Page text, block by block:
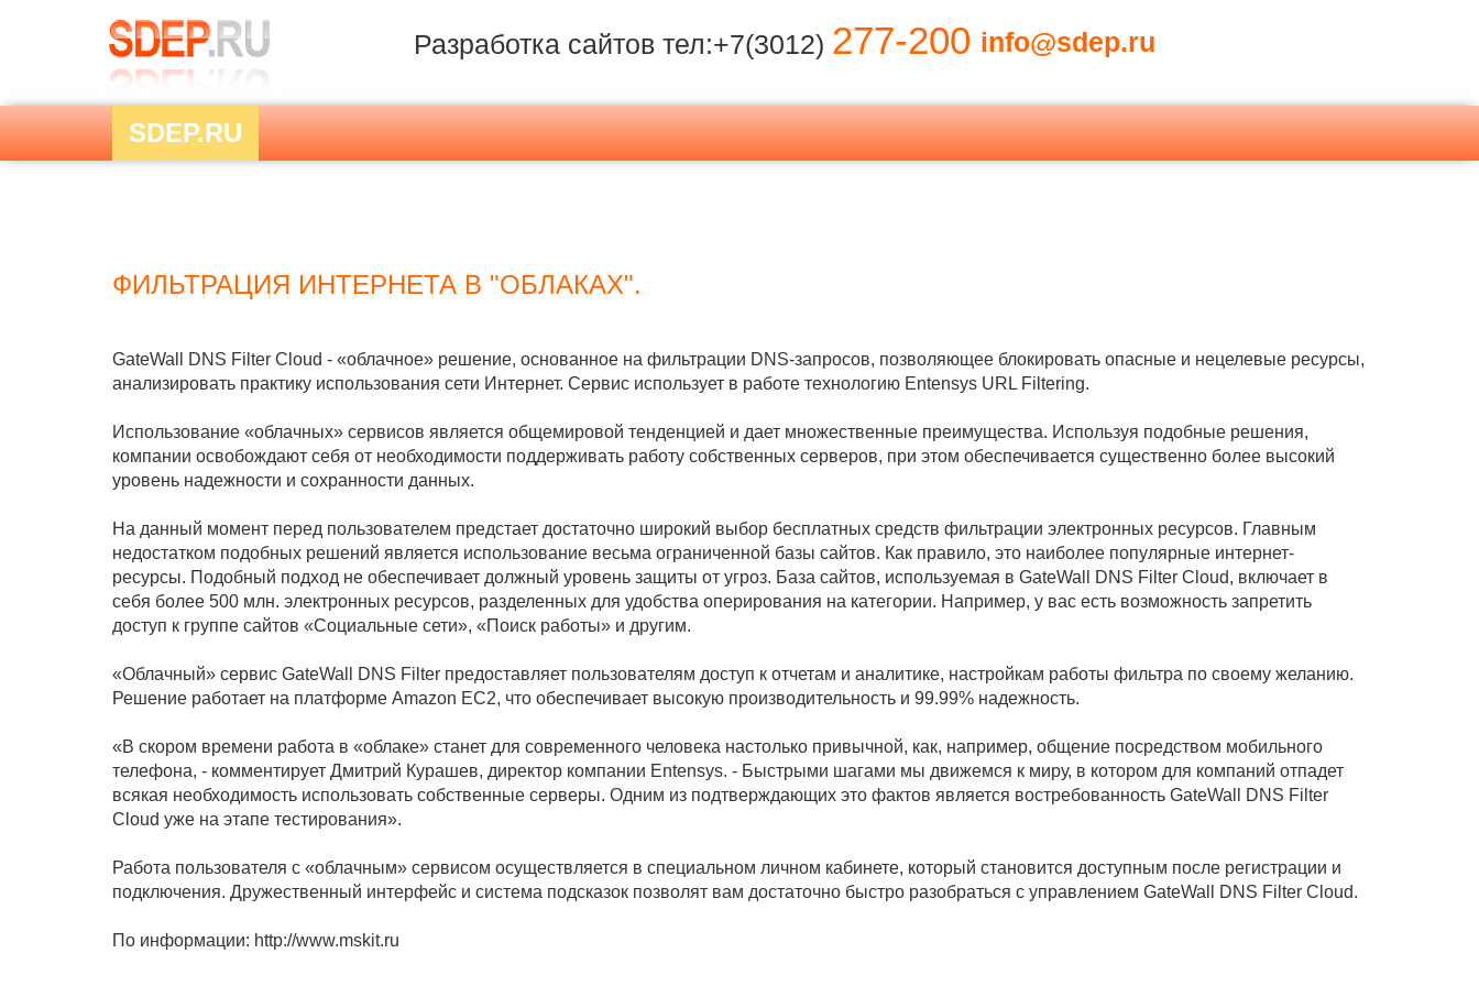
Разработка сайтов тел:+7(3012) 277-200info@sdep.ru
SDEP.RU
ФИЛЬТРАЦИЯ ИНТЕРНЕТА В "ОБЛАКАХ".
GateWall DNS Filter Cloud - «облачное» решение, основанное на фильтрации DNS-запросов, позволяющее блокировать опасные и нецелевые ресурсы,
анализировать практику использования сети Интернет. Сервис использует в работе технологию Entensys URL Filtering.
Использование «облачных» сервисов является общемировой тенденцией и дает множественные преимущества. Используя подобные решения,
компании освобождают себя от необходимости поддерживать работу собственных серверов, при этом обеспечивается существенно более высокий
уровень надежности и сохранности данных.
На данный момент перед пользователем предстает достаточно широкий выбор бесплатных средств фильтрации электронных ресурсов. Главным
недостатком подобных решений является использование весьма ограниченной базы сайтов. Как правило, это наиболее популярные интернет-
ресурсы. Подобный подход не обеспечивает должный уровень защиты от угроз. База сайтов, используемая в GateWall DNS Filter Cloud, включает в
себя более 500 млн. электронных ресурсов, разделенных для удобства оперирования на категории. Например, у вас есть возможность запретить
доступ к группе сайтов «Социальные сети», «Поиск работы» и другим.
«Облачный» сервис GateWall DNS Filter предоставляет пользователям доступ к отчетам и аналитике, настройкам работы фильтра по своему желанию.
Решение работает на платформе Amazon EC2, что обеспечивает высокую производительность и 99.99% надежность.
«В скором времени работа в «облаке» станет для современного человека настолько привычной, как, например, общение посредством мобильного
телефона, - комментирует Дмитрий Курашев, директор компании Entensys. - Быстрыми шагами мы движемся к миру, в котором для компаний отпадет
всякая необходимость использовать собственные серверы. Одним из подтверждающих это фактов является востребованность GateWall DNS Filter
Cloud уже на этапе тестирования».
Работа пользователя с «облачным» сервисом осуществляется в специальном личном кабинете, который становится доступным после регистрации и
подключения. Дружественный интерфейс и система подсказок позволят вам достаточно быстро разобраться с управлением GateWall DNS Filter Cloud.
По информации: http://www.mskit.ru